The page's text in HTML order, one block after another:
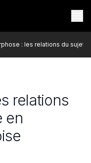
: les relations du
relations
en